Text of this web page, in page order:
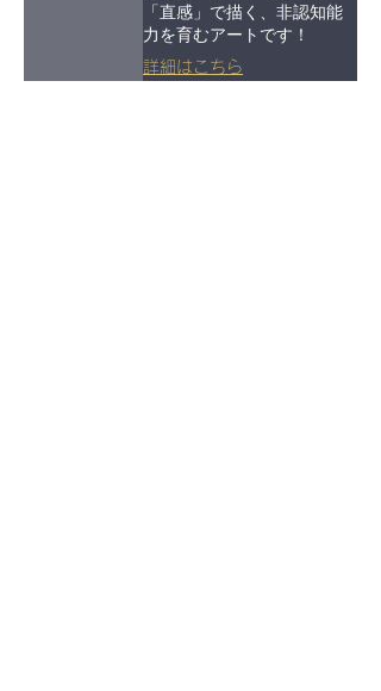
「直感」で描く、非認知能
力を育むアートです！
詳細はこちら